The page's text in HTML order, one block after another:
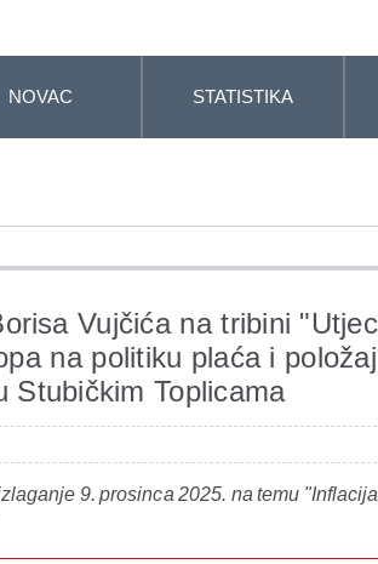
NOVAC STATISTIKA
Vujčića na tribini
na politiku plaća i položaj
Stubičkim Toplicama
9. prosinca 2025. na temu